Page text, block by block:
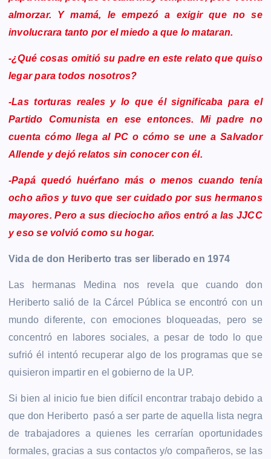
almorzar. Y mamá, le empezó a exigir que no se
involucrara tanto por el miedo a que lo mataran.
-¿Qué cosas omitió su padre en este relato que quiso
legar para todos nosotros?
-Las torturas reales y lo que él significaba para el
Partido Comunista en ese entonces. Mi padre no
cuenta cómo llega al PC o cómo se une a Salvador
Allende y dejó relatos sin conocer con él.
-Papá quedó huérfano más o menos cuando tenía
ocho años y tuvo que ser cuidado por sus hermanos
mayores. Pero a sus dieciocho años entró a las JJCC
y eso se volvió como su hogar.
Vida de don Heriberto tras ser liberado en 1974
Las hermanas Medina nos revela que cuando don
Heriberto salió de la Cárcel Pública se encontró con un
mundo diferente, con emociones bloqueadas, pero se
concentró en labores sociales, a pesar de todo lo que
sufrió él intentó recuperar algo de los programas que se
quisieron impartir en el gobierno de la UP.
Si bien al inicio fue bien difícil encontrar trabajo debido a
que don Heriberto pasó a ser parte de aquella lista negra
de trabajadores a quienes les cerrarían oportunidades
formales, gracias a sus contactos y/o compañeros, se las